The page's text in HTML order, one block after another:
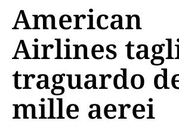
American
Airlines
traguardo
mille aerei